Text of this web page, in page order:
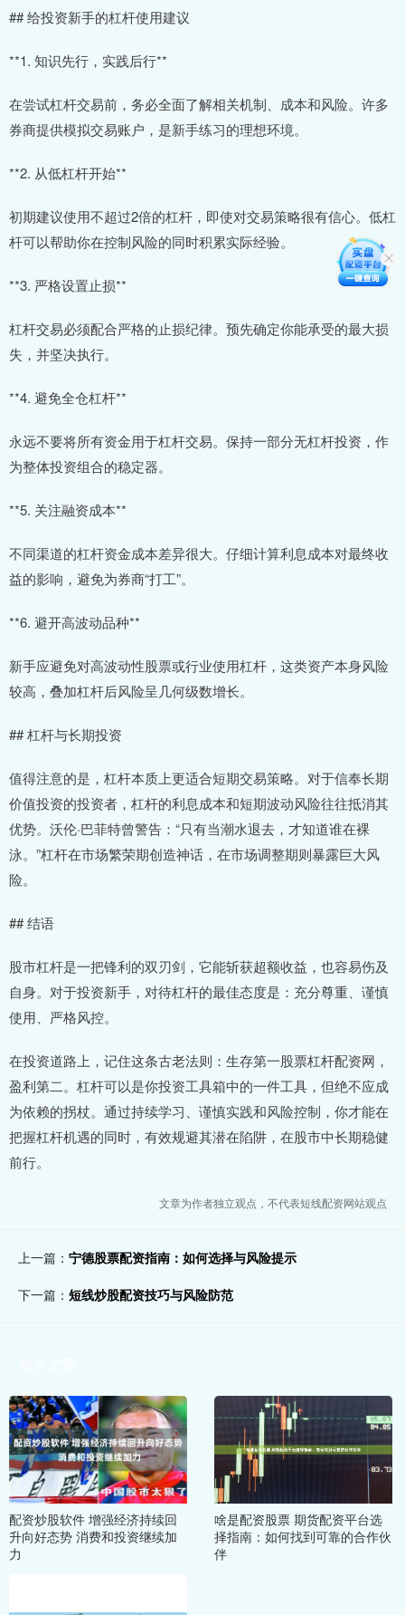
## 给投资新手的杠杆使用建议
**1. 知识先行，实践后行**
在尝试杠杆交易前，务必全面了解相关机制、成本和风险。许多
券商提供模拟交易账户，是新手练习的理想环境。
**2. 从低杠杆开始**
初期建议使用不超过2倍的杠杆，即使对交易策略很有信心。低杠
杆可以帮助你在控制风险的同时积累实际经验。
**3. 严格设置止损**
杠杆交易必须配合严格的止损纪律。预先确定你能承受的最大损
失，并坚决执行。
**4. 避免全仓杠杆**
永远不要将所有资金用于杠杆交易。保持一部分无杠杆投资，作
为整体投资组合的稳定器。
**5. 关注融资成本**
不同渠道的杠杆资金成本差异很大。仔细计算利息成本对最终收
益的影响，避免为券商“打工”。
**6. 避开高波动品种**
新手应避免对高波动性股票或行业使用杠杆，这类资产本身风险
较高，叠加杠杆后风险呈几何级数增长。
## 杠杆与长期投资
值得注意的是，杠杆本质上更适合短期交易策略。对于信奉长期
价值投资的投资者，杠杆的利息成本和短期波动风险往往抵消其
优势。沃伦·巴菲特曾警告：“只有当潮水退去，才知道谁在裸
泳。”杠杆在市场繁荣期创造神话，在市场调整期则暴露巨大风
险。
## 结语
股市杠杆是一把锋利的双刃剑，它能斩获超额收益，也容易伤及
自身。对于投资新手，对待杠杆的最佳态度是：充分尊重、谨慎
使用、严格风控。
在投资道路上，记住这条古老法则：生存第一股票杠杆配资网，
盈利第二。杠杆可以是你投资工具箱中的一件工具，但绝不应成
为依赖的拐杖。通过持续学习、谨慎实践和风险控制，你才能在
把握杠杆机遇的同时，有效规避其潜在陷阱，在股市中长期稳健
前行。
文章为作者独立观点，不代表短线配资网站观点
上一篇： 宁德股票配资指南：如何选择与风险提示
下一篇： 短线炒股配资技巧与风险防范
配资炒股软件 增强经济持续回
升向好态势 消费和投资继续加
力
啥是配资股票 期货配资平台选
择指南：如何找到可靠的合作伙
伴